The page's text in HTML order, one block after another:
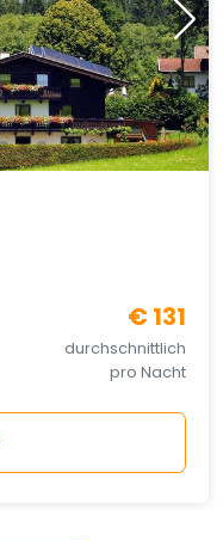
€ 131
durchschnittlich
pro Nacht